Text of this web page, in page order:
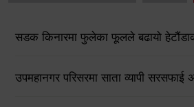
सडक किनारमा फुलेका फूलले बढायो
उपमहानगर परिसरमा साता व्यापी सरसफाई